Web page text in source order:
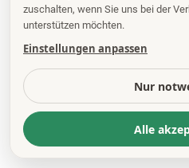
zuschalten, wenn Sie uns bei der
unterstützen möchten.
Einstellungen anpassen
Nur
Alle